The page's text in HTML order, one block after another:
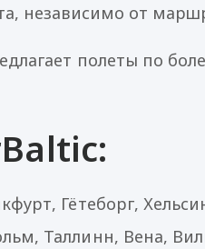
независимо от
полеты по
Гётеборг,
Таллинн, Вена,